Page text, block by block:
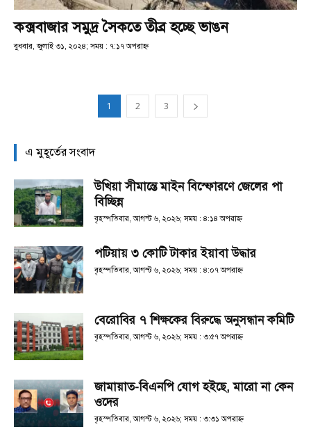
কক্সবাজার সমুদ্র সৈকতে তীব্র হচ্ছে ভাঙন
বুধবার, জুলাই ৩১, ২০২৪; সময় : ৭:১৭ অপরাহ্ণ
1 2 3
এ মুহূর্তের সংবাদ
উখিয়া সীমান্তে মাইন বিস্ফোরণে জেলের পা
বিচ্ছিন্ন
বৃহস্পতিবার, আগস্ট ৬, ২০২৬; সময় : ৪:১৪ অপরাহ্ণ
পটিয়ায় ৩ কোটি টাকার ইয়াবা উদ্ধার
বৃহস্পতিবার, আগস্ট ৬, ২০২৬; সময় : ৪:০৭ অপরাহ্ণ
বেরোবির ৭ শিক্ষকের বিরুদ্ধে অনুসন্ধান কমিটি
বৃহস্পতিবার, আগস্ট ৬, ২০২৬; সময় : ৩:৫৭ অপরাহ্ণ
জামায়াত-বিএনপি যোগ হইছে, মারো না কেন
ওদের
বৃহস্পতিবার, আগস্ট ৬, ২০২৬; সময় : ৩:৩১ অপরাহ্ণ